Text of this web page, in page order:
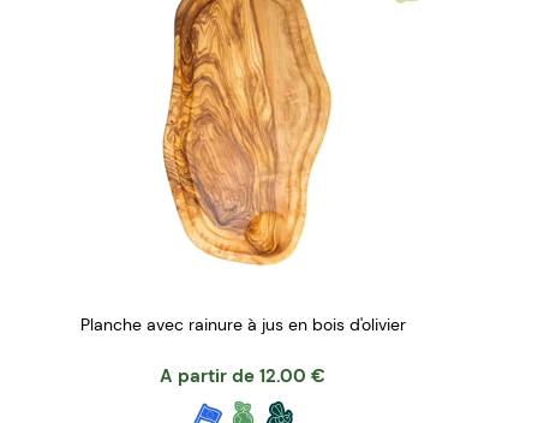
Planche avec rainure à jus en bois d'olivier
A partir de 12.00 €